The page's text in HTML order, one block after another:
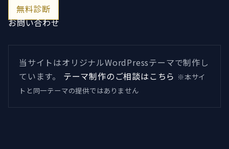
無料診断
お問い合わせ
当サイトはオリジナルWordPressテーマで制作し
ています。
テーマ制作のご相談はこちら ※本サイ
トと同一テーマの提供ではありません